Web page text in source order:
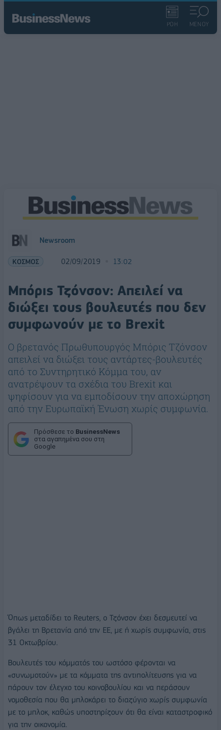
ΡΟΗ ΜΕΝΟΥ
Newsroom
ΚΟΣΜΟΣ 02/09/2019 13:02
Μπόρις Τζόνσον: Απειλεί να
διώξει τους βουλευτές που δεν
συμφωνούν με το Brexit
Ο βρετανός Πρωθυπουργός Μπόρις Τζόνσον
απειλεί να διώξει τους αντάρτες-βουλευτές
από το Συντηρητικό Κόμμα του, αν
ανατρέψουν τα σχέδια του Brexit και
ψηφίσουν για να εμποδίσουν την αποχώρηση
από την Ευρωπαϊκή Ένωση χωρίς συμφωνία.
Πρόσθεσε το BusinessNews
στα αγαπημένα σου στη
Google
Όπως μεταδίδει το Reuters, ο Τζόνσον έχει δεσμευτεί να
βγάλει τη Βρετανία από την ΕΕ, με ή χωρίς συμφωνία, στις
31 Οκτωβρίου.
Βουλευτές του κόμματός του ωστόσο φέρονται να
«συνωμοτούν» με τα κόμματα της αντιπολίτευσης για να
πάρουν τον έλεγχο του κοινοβουλίου και να περάσουν
νομοθεσία που θα μπλοκάρει το διαζύγιο χωρίς συμφωνία
με το μπλοκ, καθώς υποστηρίζουν ότι θα είναι καταστροφικό
για την οικονομία.